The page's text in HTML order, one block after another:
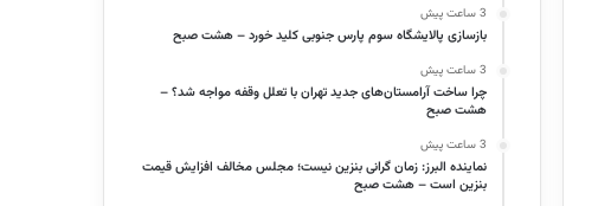
3 ساعت پیش
بازسازی پالایشگاه سوم پارس جنوبی کلید خورد – هشت صبح
3 ساعت پیش
چرا ساخت آرامستان‌های جدید تهران با تعلل وقفه مواجه شد؟ –
هشت صبح
3 ساعت پیش
نماینده البرز: زمان گرانی بنزین نیست؛ مجلس مخالف افزایش قیمت
بنزین است – هشت صبح